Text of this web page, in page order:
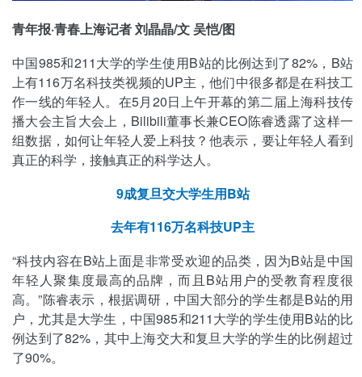
青年报·青春上海记者 刘晶晶/文 吴恺/图
中国985和211大学的学生使用B站的比例达到了82%，B站
上有116万名科技类视频的UP主，他们中很多都是在科技工
作一线的年轻人。在5月20日上午开幕的第二届上海科技传
播大会主旨大会上，Bilibili董事长兼CEO陈睿透露了这样一
组数据，如何让年轻人爱上科技？他表示，要让年轻人看到
真正的科学，接触真正的科学达人。
9成复旦交大学生用B站
去年有116万名科技UP主
“科技内容在B站上面是非常受欢迎的品类，因为B站是中国
年轻人聚集度最高的品牌，而且B站用户的受教育程度很
高。”陈睿表示，根据调研，中国大部分的学生都是B站的用
户，尤其是大学生，中国985和211大学的学生使用B站的比
例达到了82%，其中上海交大和复旦大学的学生的比例超过
了90%。